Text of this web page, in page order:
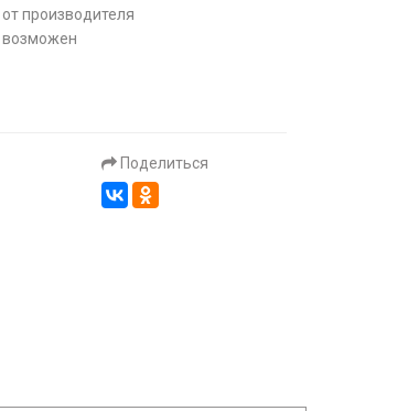
от производителя
возможен
Поделиться